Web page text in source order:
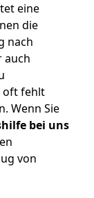
eine
die
nach
auch
oft fehlt
Wenn Sie
bei uns
von